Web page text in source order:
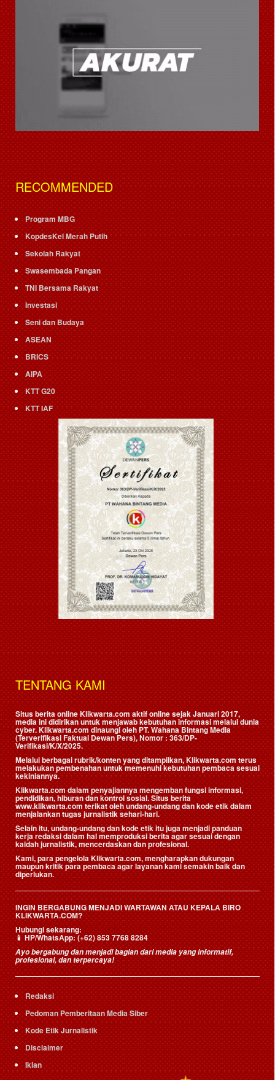
RECOMMENDED
Program MBG
KopdesKel Merah Putih
Sekolah Rakyat
Swasembada Pangan
TNI Bersama Rakyat
Investasi
Seni dan Budaya
ASEAN
BRICS
AIPA
KTT G20
KTT IAF
TENTANG KAMI
Situs berita online Klikwarta.com aktif online sejak Januari 2017,
media ini didirikan untuk menjawab kebutuhan informasi melalui dunia
cyber. Klikwarta.com dinaungi oleh PT. Wahana Bintang Media
(Terverifikasi Faktual Dewan Pers), Nomor : 363/DP-
Verifikasi/K/X/2025.
Melalui berbagai rubrik/konten yang ditampilkan, Klikwarta.com terus
melakukan pembenahan untuk memenuhi kebutuhan pembaca sesuai
kekiniannya.
Klikwarta.com dalam penyajiannya mengemban fungsi informasi,
pendidikan, hiburan dan kontrol sosial. Situs berita
www.klikwarta.com terikat oleh undang-undang dan kode etik dalam
menjalankan tugas jurnalistik sehari-hari.
Selain itu, undang-undang dan kode etik itu juga menjadi panduan
kerja redaksi dalam hal memproduksi berita agar sesuai dengan
kaidah jurnalistik, mencerdaskan dan profesional.
Kami, para pengelola Klikwarta.com, mengharapkan dukungan
maupun kritik para pembaca agar layanan kami semakin baik dan
diperlukan.
INGIN BERGABUNG MENJADI WARTAWAN ATAU KEPALA BIRO
KLIKWARTA.COM?
Hubungi sekarang:
📱HP/WhatsApp:(+62) 853 7768 8284
Ayo bergabung dan menjadi bagian dari media yang informatif,
profesional, dan terpercaya!
Redaksi
Pedoman Pemberitaan Media Siber
Kode Etik Jurnalistik
Disclaimer
Iklan